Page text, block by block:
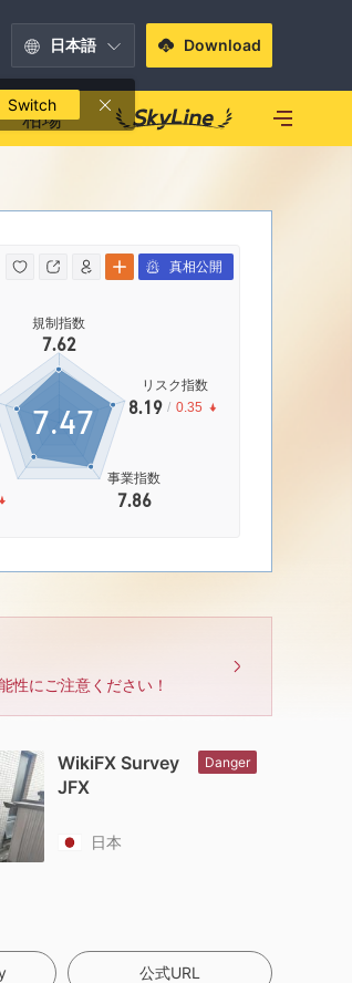
日本語
Switch
Download
相場
|
規制指数
7.62
事業指数
7.86
リスク指数
8.19 / 0.35
7.47
真相公開
性にご注意ください！
WikiFX Survey
JFX
Danger
日本
公式URL